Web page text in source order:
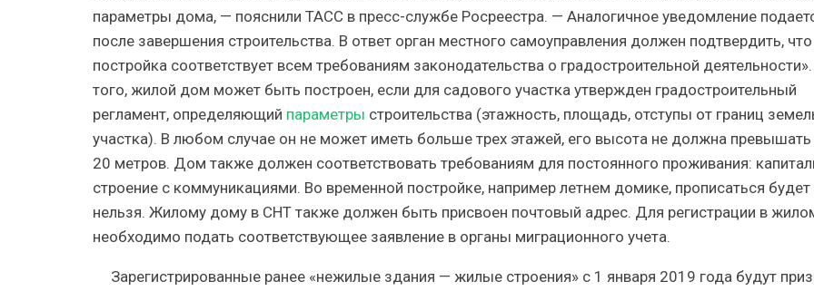
параметры дома, — пояснили ТАСС в пресс-службе Росреестра. — Аналогичное уведомление
после завершения строительства. В ответ орган местного самоуправления должен подтвердить, что
постройка соответствует всем требованиям законодательства о градостроительной
того, жилой дом может быть построен, если для садового участка утвержден градостроительный
регламент, определяющий параметры строительства (этажность, площадь, отступы от границ
участка). В любом случае он не может иметь больше трех этажей, его высота не должна превышать
20 метров. Дом также должен соответствовать требованиям для постоянного проживания:
строение с коммуникациями. Во временной постройке, например летнем домике, прописаться будет
нельзя. Жилому дому в СНТ также должен быть присвоен почтовый адрес. Для регистрации в
необходимо подать соответствующее заявление в органы миграционного учета.
Зарегистрированные ранее «нежилые здания — жилые строения» с 1 января 2019 года будут